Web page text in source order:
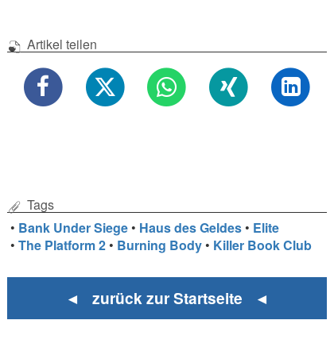
Artikel teilen
Tags
• Bank Under Siege • Haus des Geldes • Elite
•The Platform 2 • Burning Body • Killer Book Club
◄ zurück zur Startseite ◄